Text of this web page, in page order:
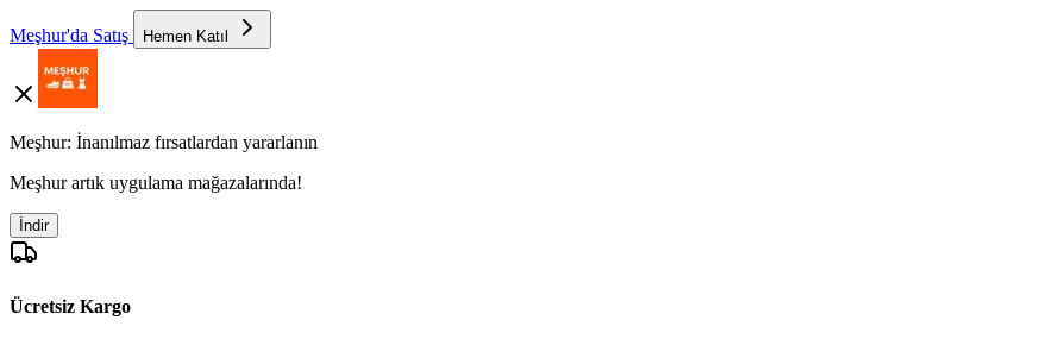
Meşhur'da Satış Hemen Katıl
Meşhur: İnanılmaz fırsatlardan yararlanın
Meşhur artık uygulama mağazalarında!
İndir
Ücretsiz Kargo